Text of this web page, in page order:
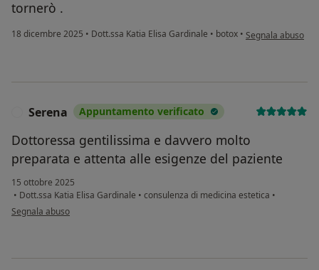
tornerò .
18 dicembre 2025 • Dott.ssa Katia Elisa Gardinale • botox • secondo
Segnala abuso
Serena Appuntamento verificato
Dottoressa gentilissima e davvero molto
preparata e attenta alle esigenze del paziente
15 ottobre 2025
• Dott.ssa Katia Elisa Gardinale • consulenza di medicina estetica •
secondo l'opinione dell'utente Serena
Segnala abuso